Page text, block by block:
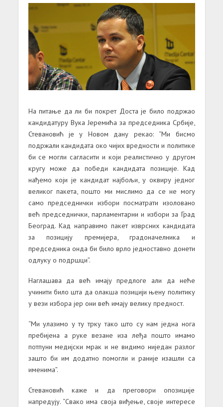
На питање да ли би покрет Доста је било подржао
кандидатуру Вука Јеремића за председника Србије,
Стевановић је у Новом дану рекао: “Ми бисмо
подржали кандидата око чијих вредности и политике
би се могли сагласити и који реалистично у другом
кругу може да победи кандидата позиције. Кад
нађемо који је кандидат најбољи, у оквиру једног
великог пакета, пошто ми мислимо да се не могу
само председнички избори посматрати изоловано
већ председнички, парламентарни и избори за Град
Београд. Кад направимо пакет изврсних кандидата
за позицију премијера, градоначелника и
председника онда би било врло једноставно донети
одлуку о подршци”.
Наглашава да већ имају предлоге али да неће
учинити било шта да олакша позицији њену политику
у вези избора јер они већ имају велику предност.
“Ми улазимо у ту трку тако што су нам једна нога
пребијена а руке везане иза леђа пошто имамо
потпуни медијски мрак и не видимо ниједан разлог
зашто би им додатно помогли и раније изашли са
именима”.
Стевановић каже и да преговори опозиције
напредују. “Свако има своја виђење, своје интересе